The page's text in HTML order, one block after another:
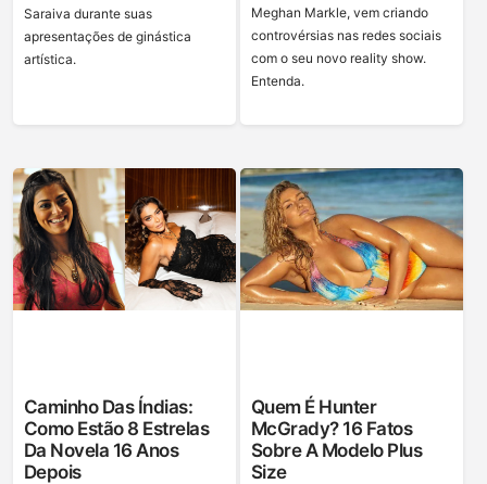
Saraiva durante suas
apresentações de ginástica
artística.
Meghan Markle, vem criando
controvérsias nas redes sociais
com o seu novo reality show.
Entenda.
Caminho Das Índias:
Como Estão 8 Estrelas
Da Novela 16 Anos
Depois
Quem É Hunter
McGrady? 16 Fatos
Sobre A Modelo Plus
Size